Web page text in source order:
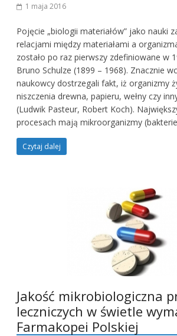
1 maja 2016
Pojęcie „biologii materiałów” jako nauki
relacjami między materiałami a
zostało po raz pierwszy zdefiniowane w
Bruno Schulze (1899 – 1968). Znacznie
naukowcy dostrzegali fakt, iż organizmy
niszczenia drewna, papieru, wełny czy
(Ludwik Pasteur, Robert Koch).
procesach mają mikroorganizmy
Czytaj dalej
Jakość mikrobiologiczna
leczniczych w świetle
Farmakopei Polskiej